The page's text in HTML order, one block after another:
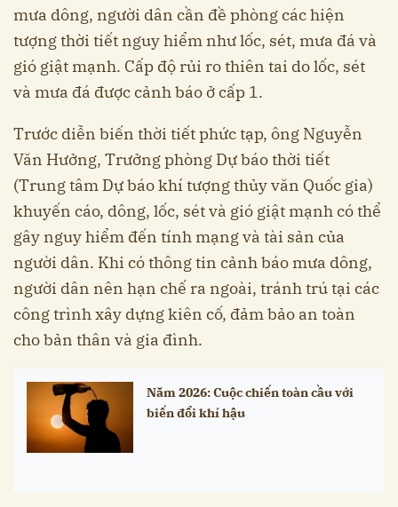
mưa dông, người dân cần đề phòng các hiện
tượng thời tiết nguy hiểm như lốc, sét, mưa đá và
gió giật mạnh. Cấp độ rủi ro thiên tai do lốc, sét
và mưa đá được cảnh báo ở cấp 1.
Trước diễn biến thời tiết phức tạp, ông Nguyễn
Văn Hưởng, Trưởng phòng Dự báo thời tiết
(Trung tâm Dự báo khí tượng thủy văn Quốc gia)
khuyến cáo, dông, lốc, sét và gió giật mạnh có thể
gây nguy hiểm đến tính mạng và tài sản của
người dân. Khi có thông tin cảnh báo mưa dông,
người dân nên hạn chế ra ngoài, tránh trú tại các
công trình xây dựng kiên cố, đảm bảo an toàn
cho bản thân và gia đình.
Năm 2026: Cuộc chiến toàn cầu với
biến đổi khí hậu